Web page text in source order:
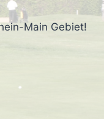
Main Gebiet!